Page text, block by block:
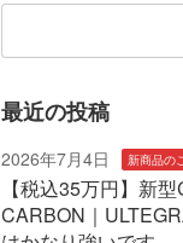
最近の投稿
2026年7月4日 新商品の
【税込35万円】新
CARBON｜